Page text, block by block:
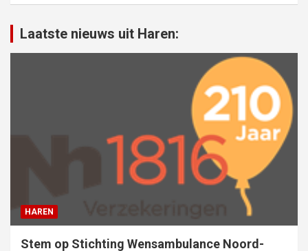
Laatste nieuws uit Haren:
HAREN
Stem op Stichting Wensambulance Noord-